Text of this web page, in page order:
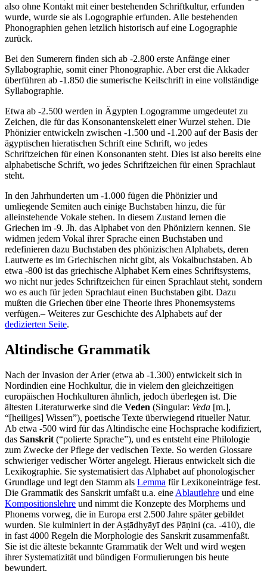
also ohne Kontakt mit einer bestehenden Schriftkultur, erfunden
wurde, wurde sie als Logographie erfunden. Alle bestehenden
Phonographien gehen letzlich historisch auf eine Logographie
zurück.
Bei den Sumerern finden sich ab -2.800 erste Anfänge einer
Syllabographie, somit einer Phonographie. Aber erst die Akkader
überführen ab -1.850 die sumerische Keilschrift in eine vollständige
Syllabographie.
Etwa ab -2.500 werden in Ägypten Logogramme umgedeutet zu
Zeichen, die für das Konsonantenskelett einer Wurzel stehen. Die
Phönizier entwickeln zwischen -1.500 und -1.200 auf der Basis der
ägyptischen hieratischen Schrift eine Schrift, wo jedes
Schriftzeichen für einen Konsonanten steht. Dies ist also bereits eine
alphabetische Schrift, wo jedes Schriftzeichen für einen Sprachlaut
steht.
In den Jahrhunderten um -1.000 fügen die Phönizier und
umliegende Semiten auch einige Buchstaben hinzu, die für
alleinstehende Vokale stehen. In diesem Zustand lernen die
Griechen im -9. Jh. das Alphabet von den Phöniziern kennen. Sie
widmen jedem Vokal ihrer Sprache einen Buchstaben und
redefinieren dazu Buchstaben des phönizischen Alphabets, deren
Lautwerte es im Griechischen nicht gibt, als Vokalbuchstaben. Ab
etwa -800 ist das griechische Alphabet Kern eines Schriftsystems,
wo nicht nur jedes Schriftzeichen für einen Sprachlaut steht, sondern
wo es auch für jeden Sprachlaut einen Buchstaben gibt. Dazu
mußten die Griechen über eine Theorie ihres Phonemsystems
verfügen.– Weiteres zur Geschichte des Alphabets auf der
dedizierten Seite.
Altindische Grammatik
Nach der Invasion derArier(etwa ab -1.300) entwickelt sich in
Nordindien eine Hochkultur, die in vielem den gleichzeitigen
europäischen Hochkulturen ähnlich, jedoch überlegen ist. Die
ältesten Literaturwerke sind die Veden (Singular: Veda [m.],
“[heiliges] Wissen”), poetische Texte überwiegend ritueller Natur.
Ab etwa -500 wird für das Altindische eine Hochsprache kodifiziert,
das Sanskrit (“polierte Sprache”), und es entsteht eine Philologie
zum Zwecke der Pflege der vedischen Texte. So werden Glossare
schwieriger vedischer Wörter angelegt. Hieraus entwickelt sich die
Lexikographie. Sie systematisiert das Alphabet auf phonologischer
Grundlage und legt den Stamm als Lemma für Lexikoneinträge fest.
Die Grammatik des Sanskrit umfaßt u.a. eine Ablautlehre und eine
Kompositionslehre und nimmt die Konzepte des Morphems und
Phonems vorweg, die in Europa erst 2.500 Jahre später gebildet
wurden. Sie kulminiert in der Aṣṭādhyāyī des Pāṇini (ca. -410), die
in fast 4000 Regeln die Morphologie des Sanskrit zusammenfaßt.
Sie ist die älteste bekannte Grammatik der Welt und wird wegen
ihrer Systematizität und bündigen Formulierungen bis heute
bewundert.